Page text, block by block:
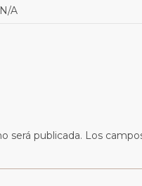
A
será publicada. Los